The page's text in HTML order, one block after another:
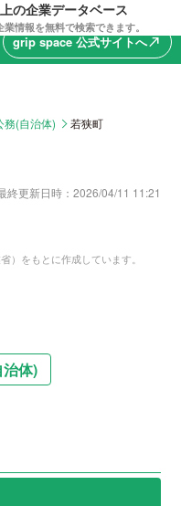
の企業データベース
情報を無料で検索できます。
grip space 公式サイトへnorth_east
務(自治体) 若狭町
終更新日時： 2026/04/11 11:21
）をもとに作成しています。
体)